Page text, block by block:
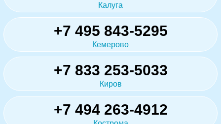
Калуга
+7 495 843-5295
Кемерово
+7 833 253-5033
Киров
+7 494 263-4912